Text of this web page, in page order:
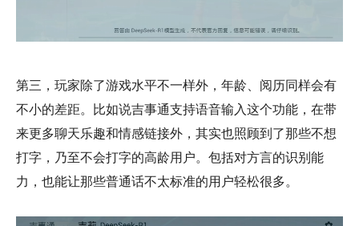
第三，玩家除了游戏水平不一样外，年龄、阅历同样会有
不小的差距。比如说吉事通支持语音输入这个功能，在带
来更多聊天乐趣和情感链接外，其实也照顾到了那些不想
打字，乃至不会打字的高龄用户。包括对方言的识别能
力，也能让那些普通话不太标准的用户轻松很多。